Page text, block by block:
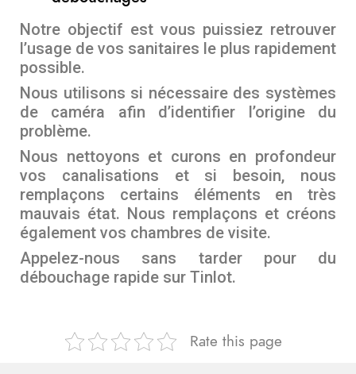
Notre objectif est vous puissiez retrouver
l’usage de vos sanitaires le plus rapidement
possible.
Nous utilisons si nécessaire des systèmes
de caméra afin d’identifier l’origine du
problème.
Nous nettoyons et curons en profondeur
vos canalisations et si besoin, nous
remplaçons certains éléments en très
mauvais état. Nous remplaçons et créons
également vos chambres de visite.
Appelez-nous sans tarder pour du
débouchage rapide sur Tinlot.
Rate this page